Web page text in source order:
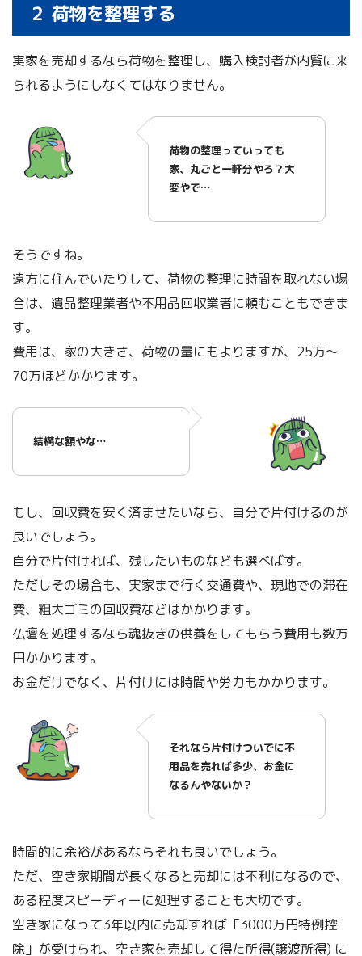
２ 荷物を整理する
実家を売却するなら荷物を整理し、購入検討者が内覧に来
られるようにしなくてはなりません。
荷物の整理っていっても
家、丸ごと一軒分やろ？大
変やで…
そうですね。
遠方に住んでいたりして、荷物の整理に時間を取れない場
合は、遺品整理業者や不用品回収業者に頼むこともできま
す。
費用は、家の大きさ、荷物の量にもよりますが、25万〜
70万ほどかかります。
結構な額やな…
もし、回収費を安く済ませたいなら、自分で片付けるのが
良いでしょう。
自分で片付ければ、残したいものなども選べばす。
ただしその場合も、実家まで行く交通費や、現地での滞在
費、粗大ゴミの回収費などはかかります。
仏壇を処理するなら魂抜きの供養をしてもらう費用も数万
円かかります。
お金だけでなく、片付けには時間や労力もかかります。
それなら片付けついでに不
用品を売れば多少、お金に
なるんやないか？
時間的に余裕があるならそれも良いでしょう。
ただ、空き家期間が長くなると売却には不利になるので、
ある程度スピーディーに処理することも大切です。
空き家になって3年以内に売却すれば「3000万円特例控
除」が受けられ、空き家を売却して得た所得(譲渡所得) に